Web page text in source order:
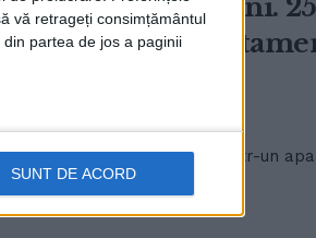
vă retrageți consimțământul
partea de jos a paginii
SUNT DE ACORD
bloc din Burdujeni.
Proprietarul
și panică a izbucnit, astăzi, într-un